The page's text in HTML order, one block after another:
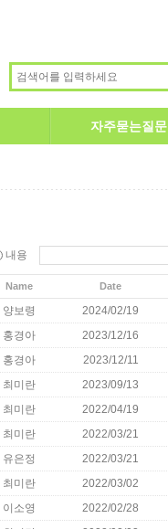
자주묻는질문
내용
Name Date
양보령 2024/02/19
홍경아 2023/12/16
홍경아 2023/12/11
최미란 2023/09/13
최미란 2022/04/19
최미란 2022/03/21
유은정 2022/03/21
최미란 2022/03/02
이소영 2022/02/28